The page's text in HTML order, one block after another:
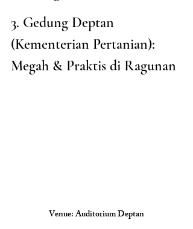
3. Gedung Deptan
(Kementerian Pertanian):
Megah & Praktis di Ragunan
Venue: Auditorium Deptan